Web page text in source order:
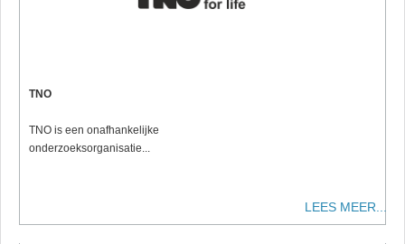
TNO
TNO is een onafhankelijke
onderzoeksorganisatie...
LEES MEER...